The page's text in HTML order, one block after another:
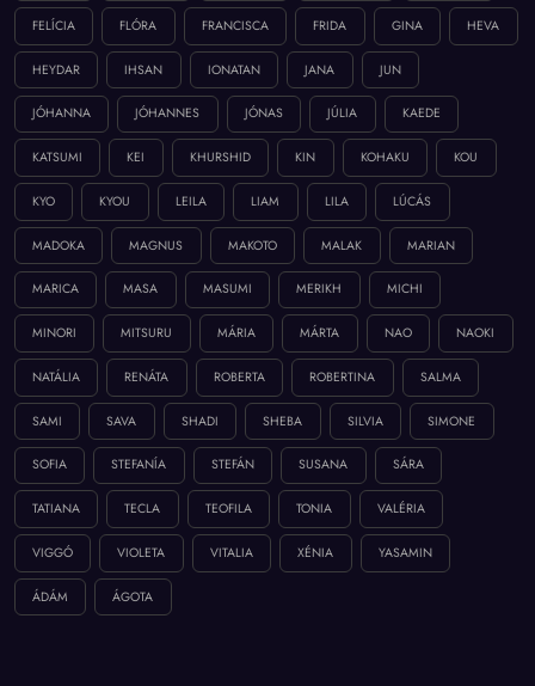
FELÍCIA FLÓRA FRANCISCA FRIDA GINA HEVA
HEYDAR IHSAN IONATAN JANA JUN
JÓHANNA JÓHANNES JÓNAS JÚLIA KAEDE
KATSUMI KEI KHURSHID KIN KOHAKU KOU
KYO KYOU LEILA LIAM LILA LÚCÁS
MADOKA MAGNUS MAKOTO MALAK MARIAN
MARICA MASA MASUMI MERIKH MICHI
MINORI MITSURU MÁRIA MÁRTA NAO NAOKI
NATÁLIA RENÁTA ROBERTA ROBERTINA SALMA
SAMI SAVA SHADI SHEBA SILVIA SIMONE
SOFIA STEFANÍA STEFÁN SUSANA SÁRA
TATIANA TECLA TEOFILA TONIA VALÉRIA
VIGGÓ VIOLETA VITALIA XÉNIA YASAMIN
ÁDÁM ÁGOTA